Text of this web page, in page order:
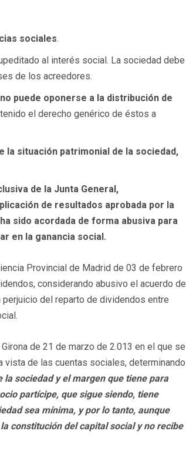
sociales.
al interés social. La sociedad debe
de los acreedores.
puede oponerse a la distribución de
el derecho genérico de éstos a
la situación patrimonial de la sociedad,
de la Junta General,
de resultados aprobada por la
sido acordada de forma abusiva para
en la ganancia social.
Provincial de Madrid de 03 de febrero
considerando abusivo el acuerdo de
del reparto de dividendos entre
de 21 de marzo de 2.013 en el que se
vista de las cuentas sociales, determinando
la sociedad y el margen que tiene para
partícipe, que sigue siendo, tiene
sea mínima, y por lo tanto, aunque
constitución del capital social y no recibe